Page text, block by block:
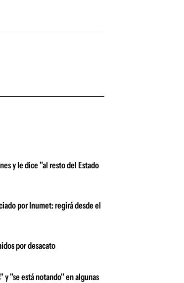
y le dice "al resto del Estado
por Inumet: regirá desde el
por desacato
y "se está notando" en algunas